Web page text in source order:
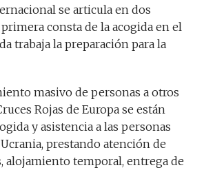
se articula en dos
consta de la acogida en el
trabaja la preparación para la
masivo de personas a otros
Rojas de Europa se están
y asistencia a las personas
prestando atención de
alojamiento temporal, entrega de